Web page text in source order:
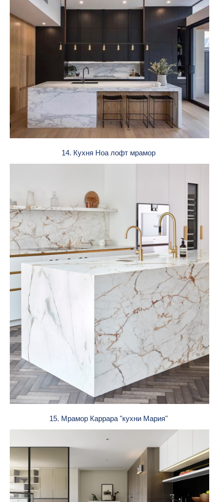
14. Кухня Ноа лофт мрамор
15. Мрамор Каррара "кухни Мария"